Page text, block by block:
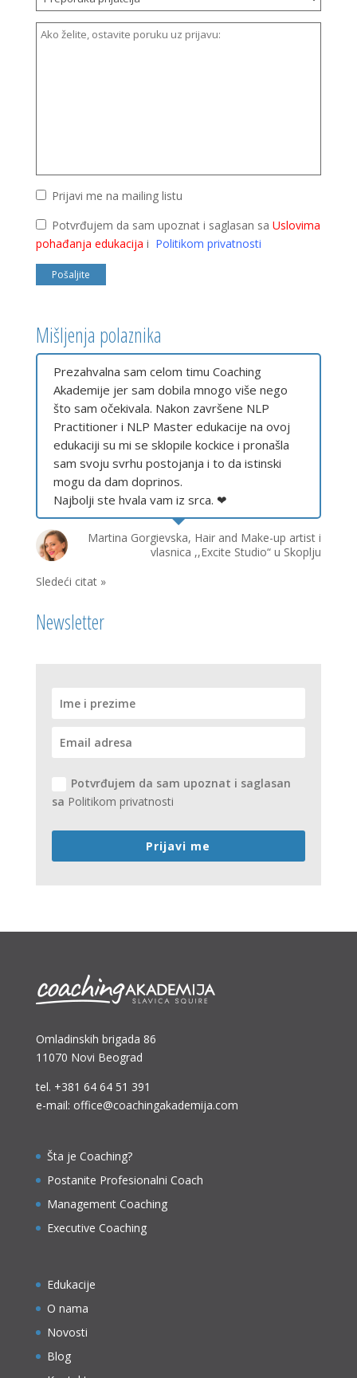
Prijavi me na mailing listu
Potvrđujem da sam upoznat i saglasan sa Uslovima
pohađanja edukacija i Politikom privatnosti
Mišljenja polaznika
Prezahvalna sam celom timu Coaching
Akademije jer sam dobila mnogo više nego
što sam očekivala. Nakon završene NLP
Practitioner i NLP Master edukacije na ovoj
edukaciji su mi se sklopile kockice i pronašla
sam svoju svrhu postojanja i to da istinski
mogu da dam doprinos.
Najbolji ste hvala vam iz srca. ❤
Martina Gorgievska, Hair and Make-up artist i
vlasnica ,,Excite Studio“ u Skoplju
Sledeći citat »
Newsletter
Potvrđujem da sam upoznat i saglasan
sa Politikom privatnosti
Prijavi me
Omladinskih brigada 86
11070 Novi Beograd
tel. +381 64 64 51 391
e-mail: office@coachingakademija.com
Šta je Coaching?
Postanite Profesionalni Coach
Management Coaching
Executive Coaching
Edukacije
O nama
Novosti
Blog